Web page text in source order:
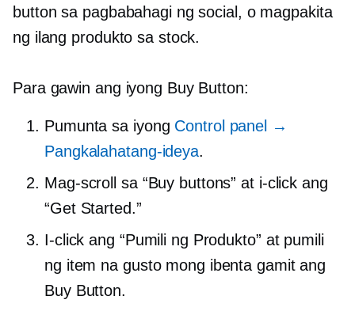
button sa pagbabahagi ng social, o magpakita
ng ilang produkto sa stock.
Para gawin ang iyong Buy Button:
Pumunta sa iyong Control panel →
Pangkalahatang-ideya.
Mag-scroll sa “Buy buttons” at i-click ang
“Get Started.”
I-click ang “Pumili ng Produkto” at pumili
ng item na gusto mong ibenta gamit ang
Buy Button.